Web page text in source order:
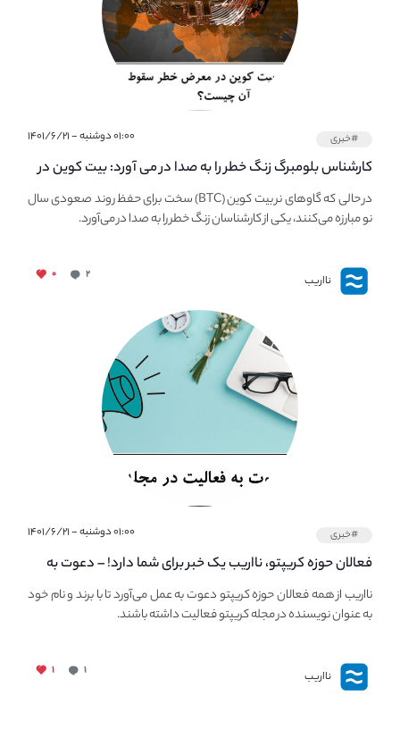
#خبری ۰۱:۰۰ دوشنبه - ۱۴۰۱/۶/۲۱
کارشناس بلومبرگ زنگ خطر را به صدا در می آورد: بیت کوین در
معرض خطر سقوط بزرگ است - دلیل آن چیست؟در حالی که گاوهای نر بیت کوین (BTC) سخت برای حفظ روند صعودی سال
نو مبارزه می‌کنند، یکی از کارشناسان زنگ خطر را به صدا در می‌آورد.
نااریب ۲ ۰
#خبری ۰۱:۰۰ دوشنبه - ۱۴۰۱/۶/۲۱
فعالان حوزه کریپتو، نااریب یک خبر برای شما دارد! – دعوت به
فعالیت در مجله کریپتو
نااریب از همه فعالان حوزه کریپتو دعوت به عمل می‌آورد تا با برند و نام خود
به عنوان نویسنده در مجله کریپتو فعالیت داشته باشند.
نااریب ۱ ۱